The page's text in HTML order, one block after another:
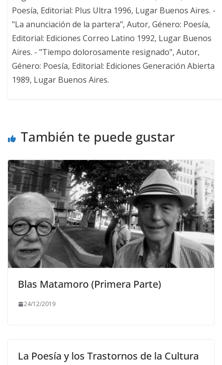
Poesía, Editorial: Plus Ultra 1996, Lugar Buenos Aires. -
"La anunciación de la partera", Autor, Género: Poesía,
Editorial: Ediciones Correo Latino 1992, Lugar Buenos
Aires. - "Tiempo dolorosamente resignado", Autor,
Género: Poesía, Editorial: Ediciones Generación Abierta
1989, Lugar Buenos Aires.
También te puede gustar
Blas Matamoro (Primera Parte)
24/12/2019
La Poesía y los Trastornos de la Cultura